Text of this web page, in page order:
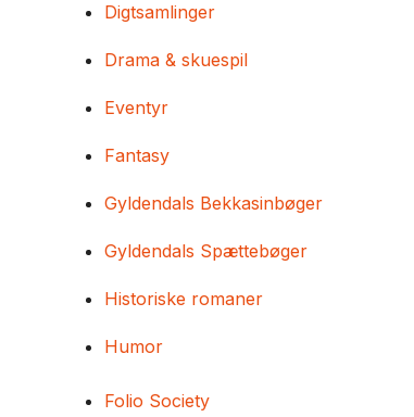
Digtsamlinger
Drama & skuespil
Eventyr
Fantasy
Gyldendals Bekkasinbøger
Gyldendals Spættebøger
Historiske romaner
Humor
Folio Society